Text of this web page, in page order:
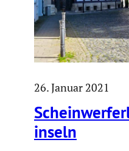
26. Januar 2021
in­seln